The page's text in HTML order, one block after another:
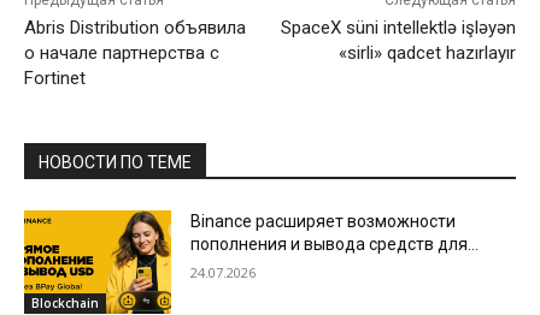
Abris Distribution объявила
о начале партнерства с
Fortinet
SpaceX süni intellektlə işləyən
«sirli» qadcet hazırlayır
НОВОСТИ ПО ТЕМЕ
Blockchain
Binance расширяет возможности
пополнения и вывода средств для
пользователей в Азербайджане
24.07.2026